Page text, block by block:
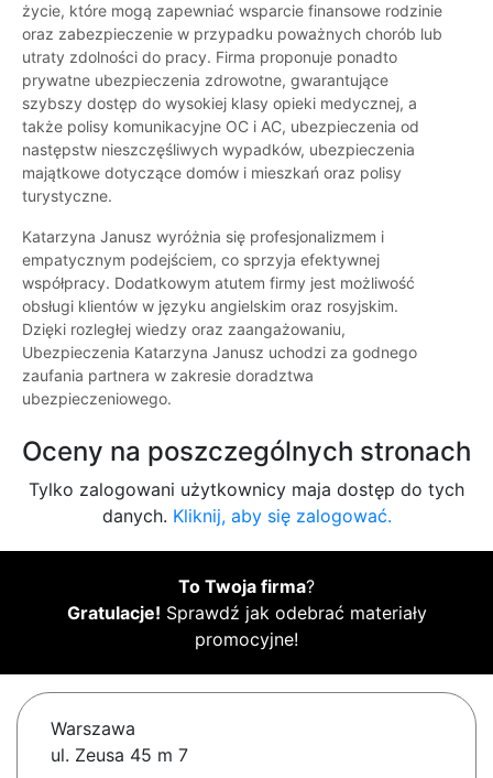
życie, które mogą zapewniać wsparcie finansowe rodzinie
oraz zabezpieczenie w przypadku poważnych chorób lub
utraty zdolności do pracy. Firma proponuje ponadto
prywatne ubezpieczenia zdrowotne, gwarantujące
szybszy dostęp do wysokiej klasy opieki medycznej, a
także polisy komunikacyjne OC i AC, ubezpieczenia od
następstw nieszczęśliwych wypadków, ubezpieczenia
majątkowe dotyczące domów i mieszkań oraz polisy
turystyczne.
Katarzyna Janusz wyróżnia się profesjonalizmem i
empatycznym podejściem, co sprzyja efektywnej
współpracy. Dodatkowym atutem firmy jest możliwość
obsługi klientów w języku angielskim oraz rosyjskim.
Dzięki rozległej wiedzy oraz zaangażowaniu,
Ubezpieczenia Katarzyna Janusz uchodzi za godnego
zaufania partnera w zakresie doradztwa
ubezpieczeniowego.
Oceny na poszczególnych stronach
Tylko zalogowani użytkownicy maja dostęp do tych
danych. Kliknij, aby się zalogować.
To Twoja firma?
Gratulacje! Sprawdź jak odebrać materiały
promocyjne!
Warszawa
ul. Zeusa 45 m 7